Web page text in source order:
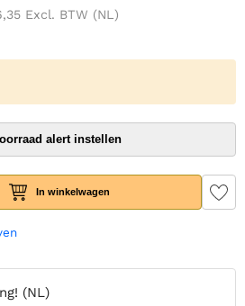
Excl. BTW (NL)
alert instellen
In winkelwagen
(NL)